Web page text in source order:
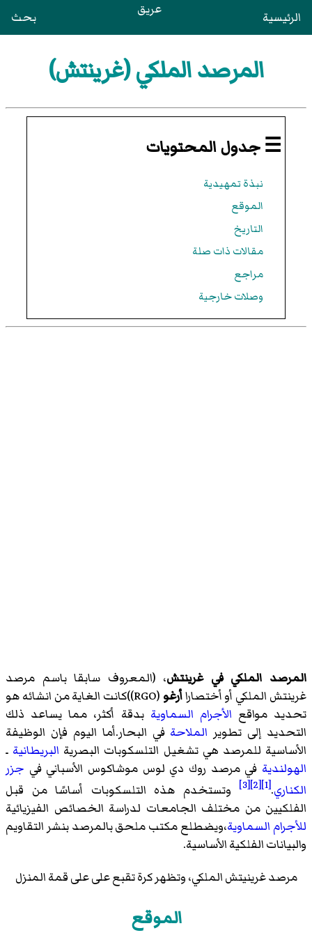
الرئيسية عريق بحث
المرصد الملكي (غرينتش)
☰ جدول المحتويات
نبذة تمهيدية
الموقع
التاريخ
مقالات ذات صلة
مراجع
وصلات خارجية
المرصد الملكي في غرينتش، (المعروف سابقا باسم مرصد
غرينتش الملكي أو أختصاراأرغو
(RGO))كانت الغاية من انشائه هو
تحديد مواقع الأجرام السماوية بدقة أكثر، مما يساعد ذلك
التحديد إلى تطوير الملاحة في البحار.أما اليوم فإن الوظيفة
الأساسية للمرصد هي تشغيل التلسكوبات البصرية البريطانية ـ
الهولندية فيمرصد روك دي لوس موشاكوس الأسباني في جزر
الكناري.
[1]
[2]
[3]
وتستخدم هذه التلسكوبات أساسًا من قبل
الفلكيين من مختلف الجامعات لدراسة الخصائص الفيزيائية
للأجرام السماوية،ويضطلع مكتب ملحق بالمرصد بنشر التقاويم
والبيانات الفلكية الأساسية.
مرصد غرينيتش الملكي، وتظهر كرة تقبع على على قمة المنزل
الموقع